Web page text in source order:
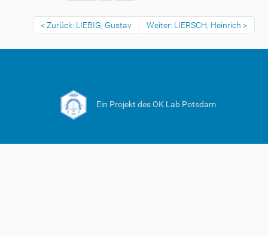
Zurück: LIEBIG, Gustav Weiter: LIERSCH, Heinrich
Ein Projekt des OK Lab Potsdam